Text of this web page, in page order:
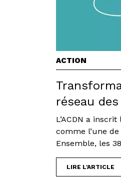
ACTION
réseau
L’ACDN a
comme l’une
Ensemble, les
LIRE L'ARTICLE